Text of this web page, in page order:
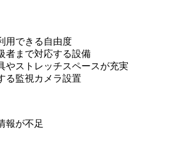
用できる自由度
者まで対応する設備
やストレッチスペースが充実
る監視カメラ設置
報が不足